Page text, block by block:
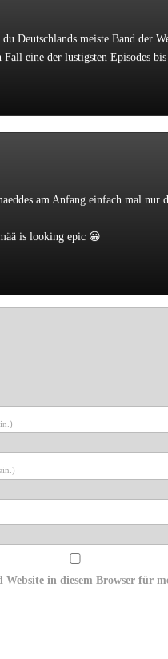
du Deutschlands meiste Band der
Fall eine der lustigsten Episodes
am Anfang einfach mal nur
is looking epic 😀
Website in diesem Browser für